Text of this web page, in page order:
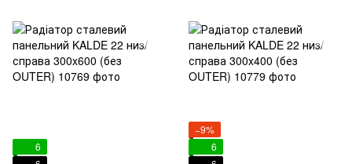
6
−9%
6